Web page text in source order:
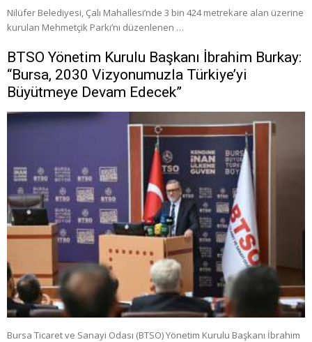
Nilüfer Belediyesi, Çalı Mahallesi’nde 3 bin 424 metrekare alan üzerine
kurulan Mehmetçik Parkı’nı düzenlenen …
BTSO Yönetim Kurulu Başkanı İbrahim Burkay:
“Bursa, 2030 Vizyonumuzla Türkiye’yi
Büyütmeye Devam Edecek”
Bursa Ticaret ve Sanayi Odası (BTSO) Yönetim Kurulu Başkanı İbrahim